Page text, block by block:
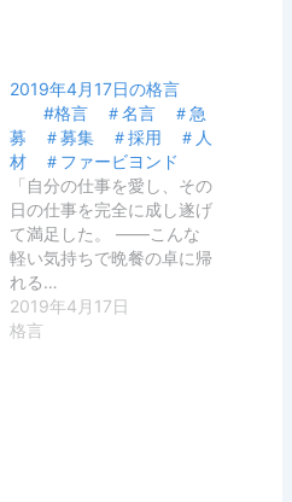
2019年4月17日の格言
#格言 ＃名言 ＃急
募 ＃募集 ＃採用 ＃人
材 ＃ファービヨンド
「自分の仕事を愛し、その
日の仕事を完全に成し遂げ
て満足した。 ――こんな
軽い気持ちで晩餐の卓に帰
れる…
2019年4月17日
格言